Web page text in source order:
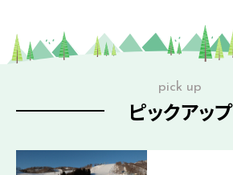
pick up
ピックアップ